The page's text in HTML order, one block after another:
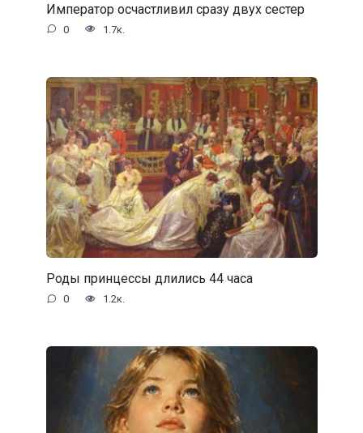
Император осчастливил сразу двух сестер
0 1.7к.
Роды принцессы длились 44 часа
0 1.2к.